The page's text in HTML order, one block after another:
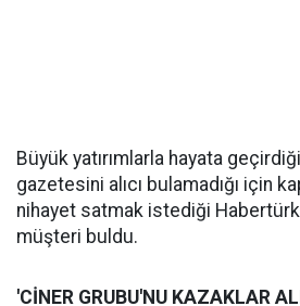
Büyük yatırımlarla hayata
gazetesini alıcı bulamadığı için
nihayet satmak istediği
müşteri buldu.
'CİNER GRUBU'NU KAZAKLAR